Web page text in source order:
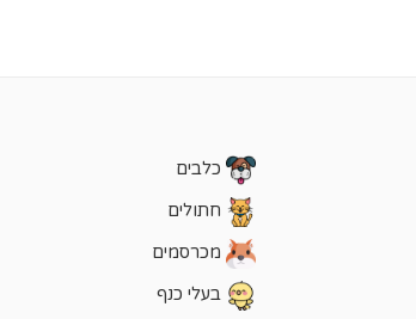
כלבים
חתולים
מכרסמים
בעלי כנף